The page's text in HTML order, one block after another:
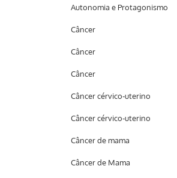
Autonomia e Protagonismo
Câncer
Câncer
Câncer
Câncer cérvico-uterino
Câncer cérvico-uterino
Câncer de mama
Câncer de Mama